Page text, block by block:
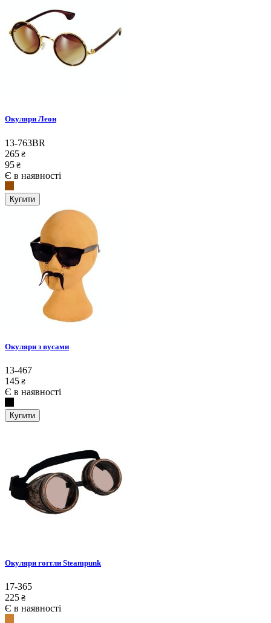
Окуляри Леон
13-763BR
265 ₴
95 ₴
Є в наявності
Купити
Окуляри з вусами
13-467
145 ₴
Є в наявності
Купити
Окуляри гоггли Steampunk
17-365
225 ₴
Є в наявності